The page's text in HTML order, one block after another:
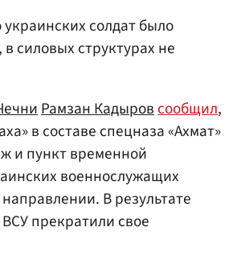
солдат было
силовых структурах не
Рамзан Кадыровсообщил,
в составе спецназа «Ахмат»
и пункт временной
военнослужащих
В результате
прекратили свое